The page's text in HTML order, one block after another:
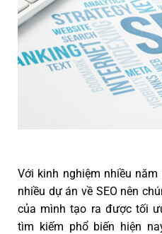
Với kinh nghiệm nhiều
nhiều dự án về SEO nên
của mình tạo ra được tối
tìm kiếm phổ biến hiện